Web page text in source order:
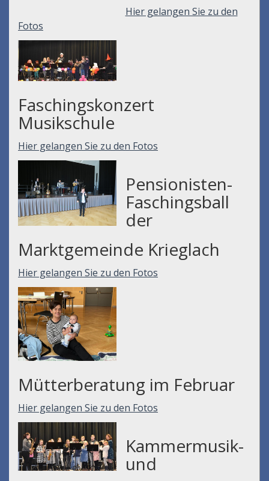
Hier gelangen Sie zu den
Fotos
Faschingskonzert
Musikschule
Hier gelangen Sie zu den Fotos
Pensionisten-
Faschingsball
der
Marktgemeinde Krieglach
Hier gelangen Sie zu den Fotos
Mütterberatung im Februar
Hier gelangen Sie zu den Fotos
Kammermusik-
und